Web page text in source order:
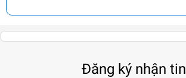
Đăng ký nhận tin